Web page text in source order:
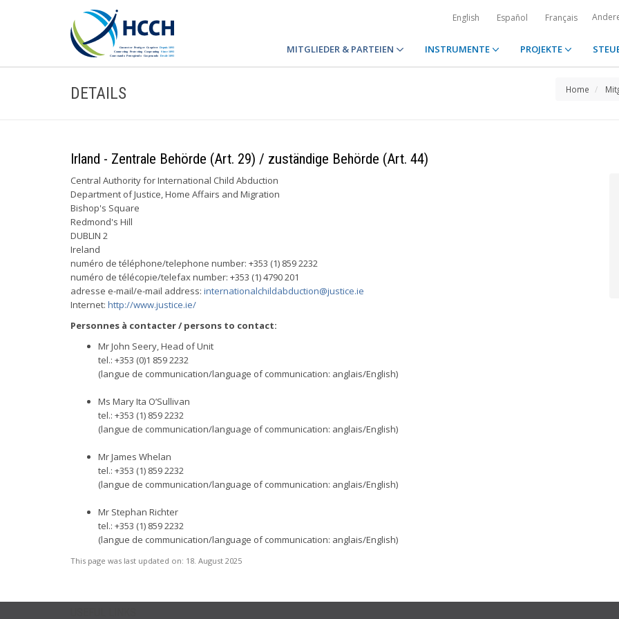
English Español Français
MITGLIEDER & PARTEIEN INSTRUMENTE PROJEKTE
DETAILS Home
Irland - Zentrale Behörde (Art. 29) / zuständige Behörde (Art. 44)
Central Authority for International Child Abduction
Department of Justice, Home Affairs and Migration
Bishop's Square
Redmond's Hill
DUBLIN 2
Ireland
numéro de téléphone/telephone number: +353 (1) 859 2232
numéro de télécopie/telefax number: +353 (1) 4790 201
adresse e-mail/e-mail address: internationalchildabduction@justice.ie
Internet: http://www.justice.ie/
Personnes à contacter / persons to contact:
Mr John Seery, Head of Unit
tel.: +353 (0)1 859 2232
(langue de communication/language of communication: anglais/English)
Ms Mary Ita O’Sullivan
tel.: +353 (1) 859 2232
(langue de communication/language of communication: anglais/English)
Mr James Whelan
tel.: +353 (1) 859 2232
(langue de communication/language of communication: anglais/English)
Mr Stephan Richter
tel.: +353 (1) 859 2232
(langue de communication/language of communication: anglais/English)
This page was last updated on: 18. August 2025